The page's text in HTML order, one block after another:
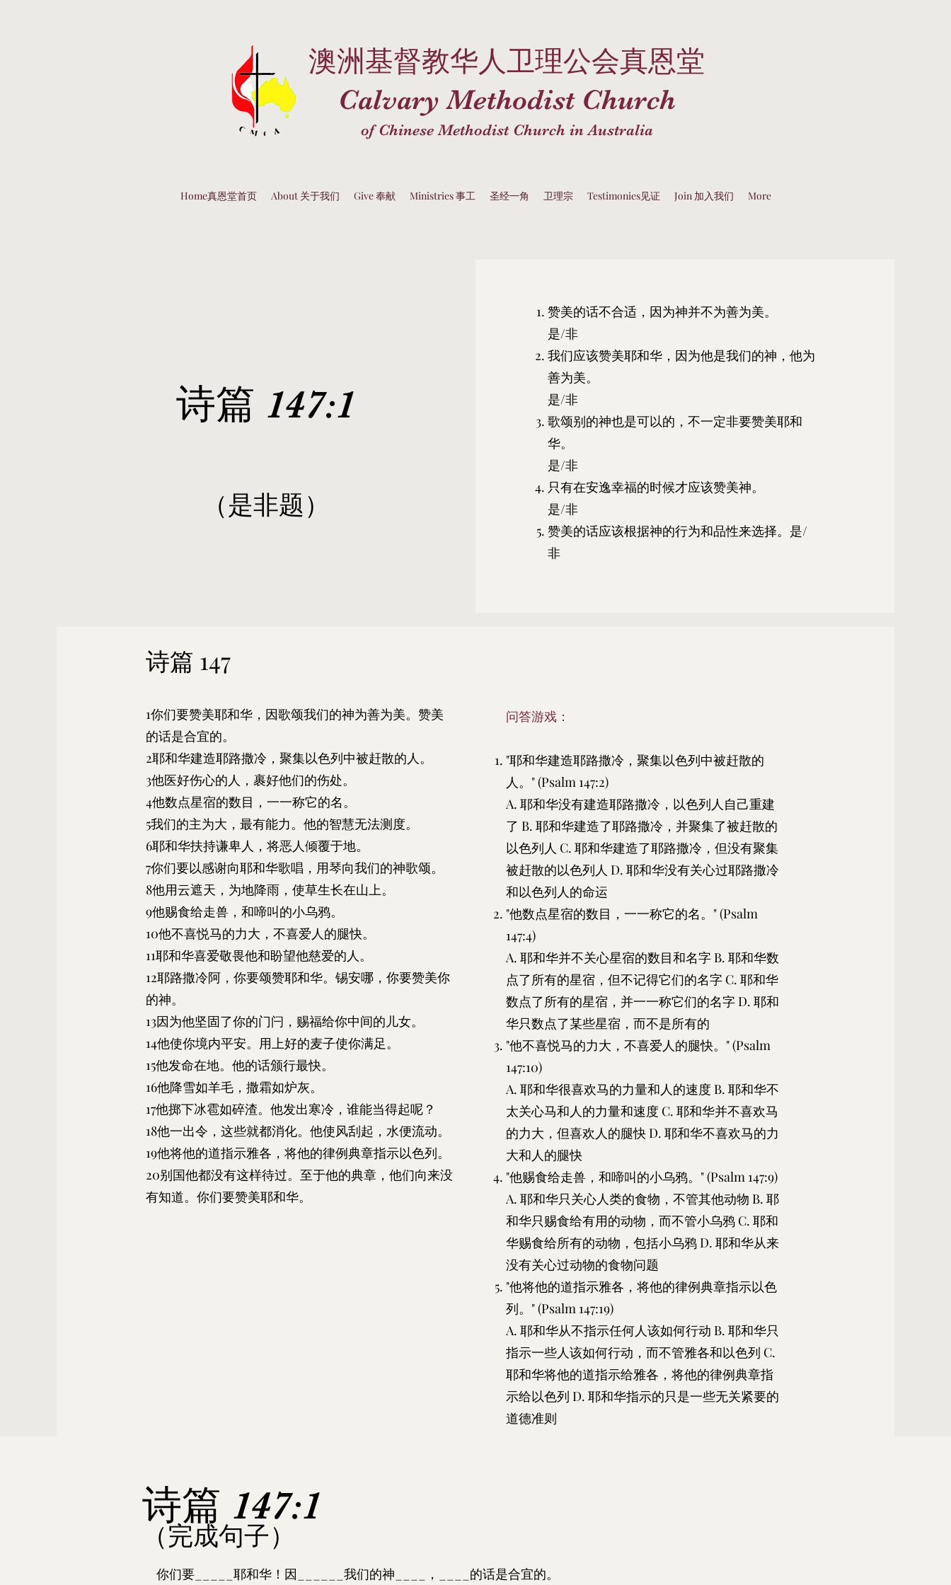
澳洲基督教华人卫理公会真恩堂
Calvary Methodist Church
of Chinese Methodist Church in Australia
Home真恩堂首页 About 关于我们 Give 奉献 Ministries 事工 圣经一角 卫理宗 Testimonies见证 Join 加入我们 More
诗篇 147:1
​（是非题）
赞美的话不合适，因为神并不为善为美。
是/非
我们应该赞美耶和华，因为他是我们的神，他为
善为美。
是/非
歌颂别的神也是可以的，不一定非要赞美耶和
华。
是/非
只有在安逸幸福的时候才应该赞美神。
是/非
赞美的话应该根据神的行为和品性来选择。是/
非
​诗篇 147
1你们要赞美耶和华，因歌颂我们的神为善为美。赞美
的话是合宜的。
2耶和华建造耶路撒冷，聚集以色列中被赶散的人。
3他医好伤心的人，裹好他们的伤处。
4他数点星宿的数目，一一称它的名。
5我们的主为大，最有能力。他的智慧无法测度。
6耶和华扶持谦卑人，将恶人倾覆于地。
7你们要以感谢向耶和华歌唱，用琴向我们的神歌颂。
8他用云遮天，为地降雨，使草生长在山上。
9他赐食给走兽，和啼叫的小乌鸦。
10他不喜悦马的力大，不喜爱人的腿快。
11耶和华喜爱敬畏他和盼望他慈爱的人。
12耶路撒冷阿，你要颂赞耶和华。锡安哪，你要赞美你
的神。
13因为他坚固了你的门闩，赐福给你中间的儿女。
14他使你境内平安。用上好的麦子使你满足。
15他发命在地。他的话颁行最快。
16他降雪如羊毛，撒霜如炉灰。
17他掷下冰雹如碎渣。他发出寒冷，谁能当得起呢？
18他一出令，这些就都消化。他使风刮起，水便流动。
19他将他的道指示雅各，将他的律例典章指示以色列。
20别国他都没有这样待过。至于他的典章，他们向来没
有知道。你们要赞美耶和华。
问答游戏：​
"耶和华建造耶路撒冷，聚集以色列中被赶散的
人。" (Psalm 147:2)
A. 耶和华没有建造耶路撒冷，以色列人自己重建
了 B. 耶和华建造了耶路撒冷，并聚集了被赶散的
以色列人 C. 耶和华建造了耶路撒冷，但没有聚集
被赶散的以色列人 D. 耶和华没有关心过耶路撒冷
和以色列人的命运
"他数点星宿的数目，一一称它的名。" (Psalm
147:4)
A. 耶和华并不关心星宿的数目和名字 B. 耶和华数
点了所有的星宿，但不记得它们的名字 C. 耶和华
数点了所有的星宿，并一一称它们的名字 D. 耶和
华只数点了某些星宿，而不是所有的
"他不喜悦马的力大，不喜爱人的腿快。" (Psalm
147:10)
A. 耶和华很喜欢马的力量和人的速度 B. 耶和华不
太关心马和人的力量和速度 C. 耶和华并不喜欢马
的力大，但喜欢人的腿快 D. 耶和华不喜欢马的力
大和人的腿快
"他赐食给走兽，和啼叫的小乌鸦。" (Psalm 147:9)
A. 耶和华只关心人类的食物，不管其他动物 B. 耶
和华只赐食给有用的动物，而不管小乌鸦 C. 耶和
华赐食给所有的动物，包括小乌鸦 D. 耶和华从来
没有关心过动物的食物问题
"他将他的道指示雅各，将他的律例典章指示以色
列。" (Psalm 147:19)
A. 耶和华从不指示任何人该如何行动 B. 耶和华只
指示一些人该如何行动，而不管雅各和以色列 C.
耶和华将他的道指示给雅各，将他的律例典章指
示给以色列 D. 耶和华指示的只是一些无关紧要的
道德准则
诗篇 147:1
（完成句子）
你们要_____耶和华！因______我们的神____，____的话是合宜的。